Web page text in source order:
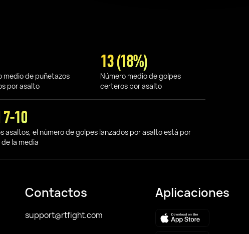
medio de puñetazos
por asalto
13 (18%)
Número medio de golpes
certeros por asalto
10
asaltos, el número de golpes lanzados por asalto está por
la media
Contactos
support@rtfight.com
Aplicaciones